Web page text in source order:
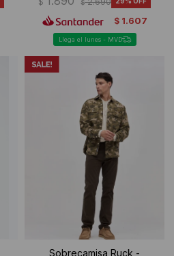
$
$ 1.607
Llega el lunes - MVD
Sobrecamisa Ruck -